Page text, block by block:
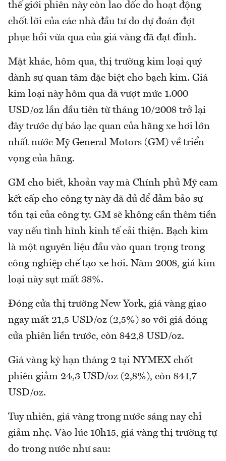
thế giới phiên này còn lao dốc do hoạt động
chốt lời của các nhà đầu tư do dự đoán đợt
phục hồi vừa qua của giá vàng đã đạt đỉnh.
Mặt khác, hôm qua, thị trường kim loại quý
dành sự quan tâm đặc biệt cho bạch kim. Giá
kim loại này hôm qua đã vượt mức 1.000
USD/oz lần đầu tiên từ tháng 10/2008 trở lại
đây trước dự báo lạc quan của hãng xe hơi lớn
nhất nước Mỹ General Motors (GM) về triển
vọng của hãng.
GM cho biết, khoản vay mà Chính phủ Mỹ cam
kết cấp cho công ty này đã đủ để đảm bảo sự
tồn tại của công ty. GM sẽ không cần thêm tiền
vay nếu tình hình kinh tế cải thiện. Bạch kim
là một nguyên liệu đầu vào quan trọng trong
công nghiệp chế tạo xe hơi. Năm 2008, giá kim
loại này sụt mất 38%.
Đóng cửa thị trường New York, giá vàng giao
ngay mất 21,5 USD/oz (2,5%) so với giá đóng
cửa phiên liền trước, còn 842,8 USD/oz.
Giá vàng kỳ hạn tháng 2 tại NYMEX chốt
phiên giảm 24,3 USD/oz (2,8%), còn 841,7
USD/oz.
Tuy nhiên, giá vàng trong nước sáng nay chỉ
giảm nhẹ. Vào lúc 10h15, giá vàng thị trường tự
do trong nước như sau: